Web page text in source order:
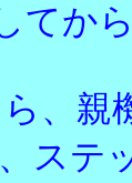
てか
、親
ステ